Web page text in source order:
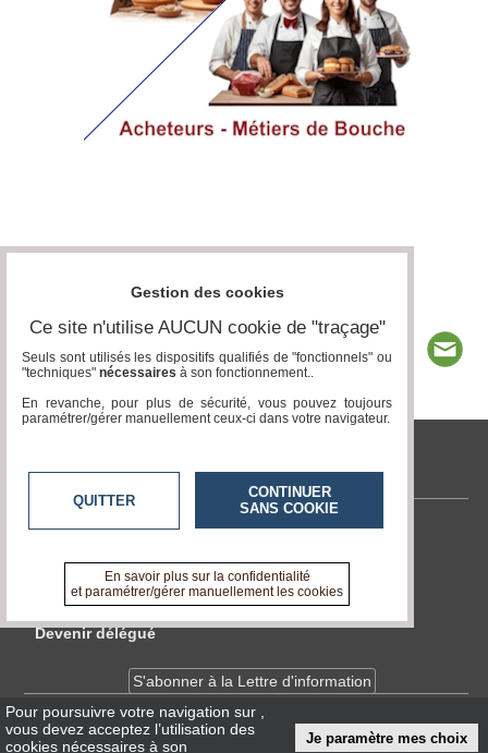
tvlocale.fr
En savoir +
A propos de tvlocale.fr
Devenir délégué
S'abonner à la Lettre d'information
InfosCNIL/RGPD
Pour poursuivre votre navigation sur
vous devez acceptez l’utilisation des
cookies nécessaires à son
Je paramètre mes choix
Gestion des cookies
Ce site n'utilise AUCUN cookie de "traçage"
Seuls sont utilisés les dispositifs qualifiés de "fonctionnels" ou
"techniques" nécessaires à son fonctionnement..
En revanche, pour plus de sécurité, vous pouvez toujours
paramétrer/gérer manuellement ceux-ci dans votre navigateur.
QUITTER
CONTINUER
SANS COOKIE
En savoir plus sur la confidentialité
et paramétrer/gérer manuellement les cookies